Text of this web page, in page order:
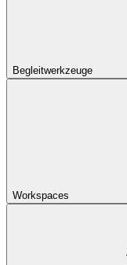
Begleitwerkzeuge
Workspaces